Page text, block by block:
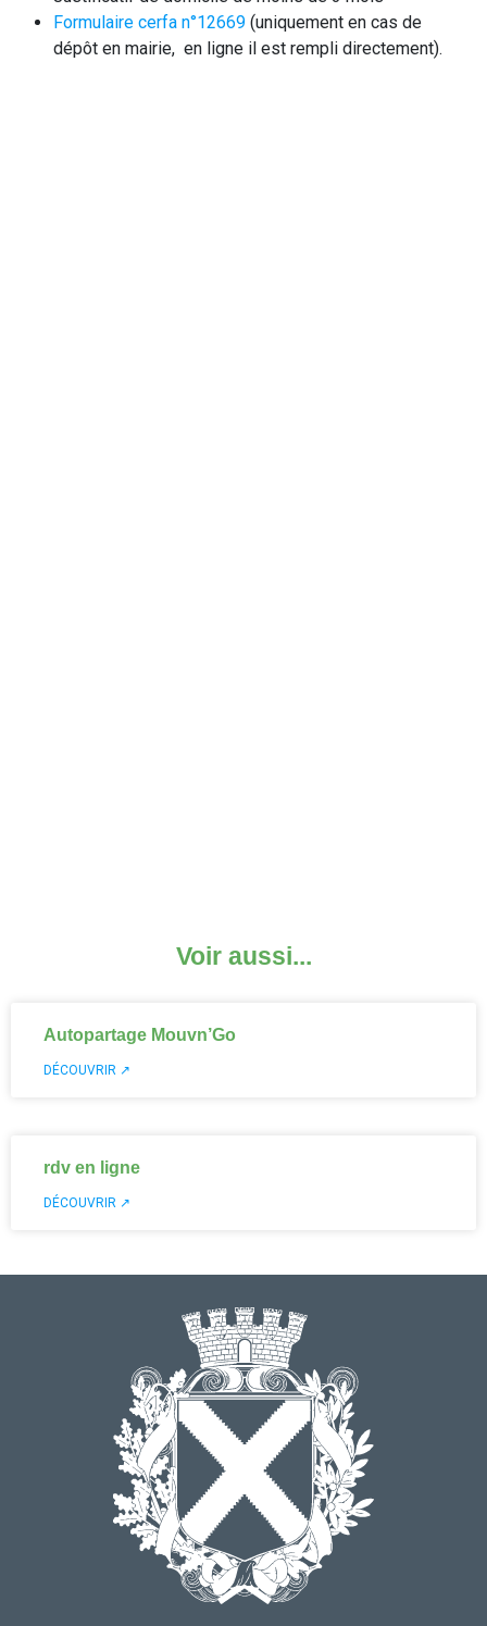
Formulaire cerfa n°12669 (uniquement en cas de
dépôt en mairie, en ligne il est rempli directement).
Voir aussi...
Autopartage Mouvn’Go
DÉCOUVRIR ↗
rdv en ligne
DÉCOUVRIR ↗